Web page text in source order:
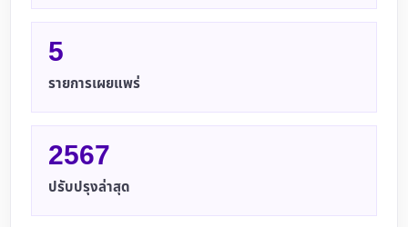
5
รายการเผยแพร่
2567
ปรับปรุงล่าสุด